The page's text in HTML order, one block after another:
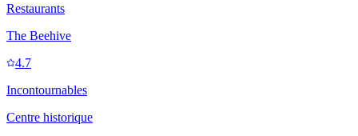
Restaurants
The Beehive
4.7
Incontournables
Centre historique